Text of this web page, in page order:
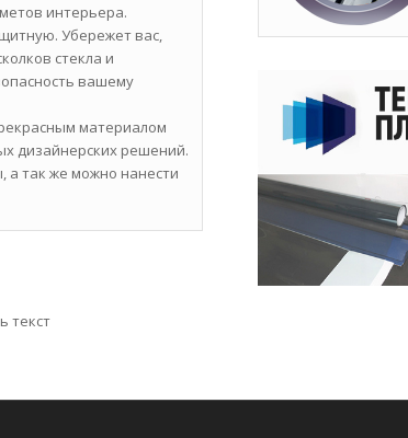
интерьера.
Убережет вас,
стекла и
вашему
материалом
дизайнерских решений.
так же можно нанести
текст